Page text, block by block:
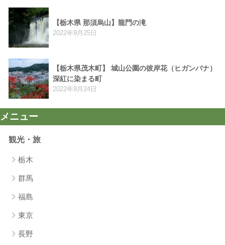
【栃木県 那須烏山】龍門の滝
2022年9月25日
【栃木県茂木町】 城山公園の彼岸花（ヒガンバナ）
深紅に染まる町
2022年9月24日
メニュー
観光・旅
栃木
群馬
福島
東京
長野